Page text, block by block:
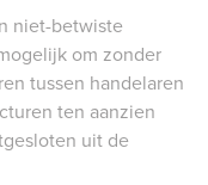
niet-betwiste
om zonder
tussen handelaren
ten aanzien
uit de